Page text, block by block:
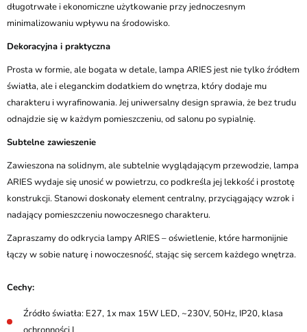
długotrwałe i ekonomiczne użytkowanie przy jednoczesnym
minimalizowaniu wpływu na środowisko.
Dekoracyjna i praktyczna
Prosta w formie, ale bogata w detale, lampa ARIES jest nie tylko źródłem
światła, ale i eleganckim dodatkiem do wnętrza, który dodaje mu
charakteru i wyrafinowania. Jej uniwersalny design sprawia, że bez trudu
odnajdzie się w każdym pomieszczeniu, od salonu po sypialnię.
Subtelne zawieszenie
Zawieszona na solidnym, ale subtelnie wyglądającym przewodzie, lampa
ARIES wydaje się unosić w powietrzu, co podkreśla jej lekkość i prostotę
konstrukcji. Stanowi doskonały element centralny, przyciągający wzrok i
nadający pomieszczeniu nowoczesnego charakteru.
Zapraszamy do odkrycia lampy ARIES – oświetlenie, które harmonijnie
łączy w sobie naturę i nowoczesność, stając się sercem każdego wnętrza.
Cechy:
Źródło światła: E27, 1x max 15W LED, ~230V, 50Hz, IP20, klasa